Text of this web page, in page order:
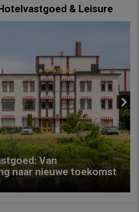
& Leisure
Van
naar nieuwe toekomst
Next